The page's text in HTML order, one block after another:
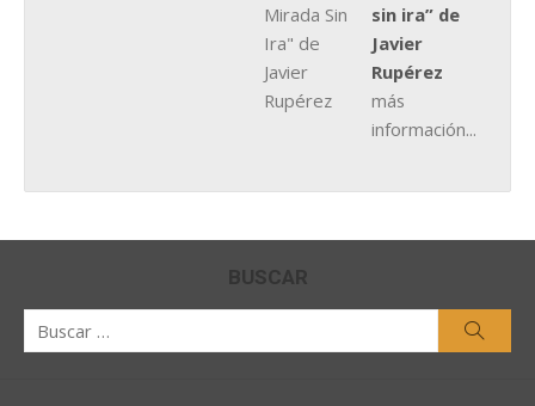
sin ira” de
Javier
Rupérez
más
información...
BUSCAR